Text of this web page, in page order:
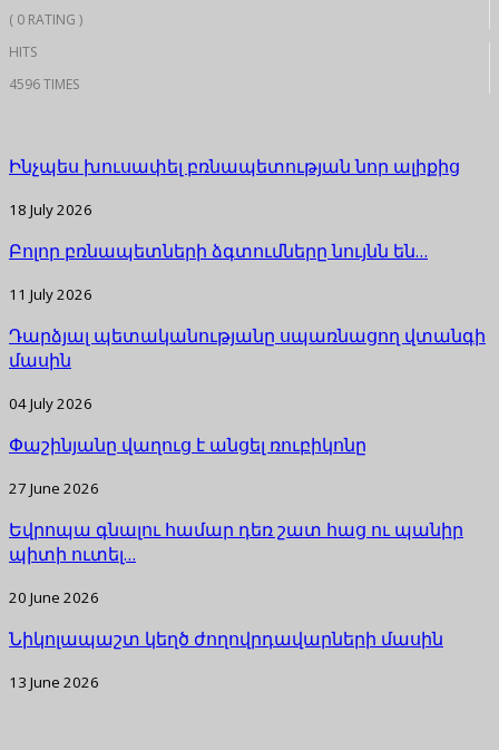
( 0 RATING )
HITS
4596 TIMES
Ինչպես խուսափել բռնապետության նոր ալիքից
18 July 2026
Բոլոր բռնապետների ձգտումները նույնն են…
11 July 2026
Դարձյալ պետականությանը սպառնացող վտանգի
մասին
04 July 2026
Փաշինյանը վաղուց է անցել ռուբիկոնը
27 June 2026
Եվրոպա գնալու համար դեռ շատ հաց ու պանիր
պիտի ուտել…
20 June 2026
Նիկոլապաշտ կեղծ ժողովրդավարների մասին
13 June 2026